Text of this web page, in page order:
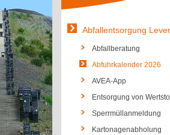
Abfallentsorgung
Abfallberatung
Abfuhrkalender 2026
AVEA-App
Entsorgung von
Sperrmüllanmeldung
Kartonagenabholung